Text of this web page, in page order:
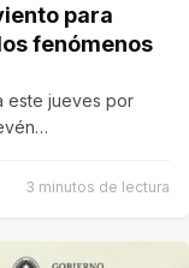
para
fenómenos
este jueves por
3 minutos de lectura